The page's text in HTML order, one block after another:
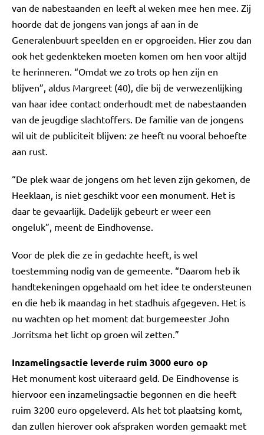
van de nabestaanden en leeft al weken mee hen mee. Zij
hoorde dat de jongens van jongs af aan in de
Generalenbuurt speelden en er opgroeiden. Hier zou dan
ook het gedenkteken moeten komen om hen voor altijd
te herinneren. “Omdat we zo trots op hen zijn en
blijven”, aldus Margreet (40), die bij de verwezenlijking
van haar idee contact onderhoudt met de nabestaanden
van de jeugdige slachtoffers. De familie van de jongens
wil uit de publiciteit blijven: ze heeft nu vooral behoefte
aan rust.
“De plek waar de jongens om het leven zijn gekomen, de
Heeklaan, is niet geschikt voor een monument. Het is
daar te gevaarlijk. Dadelijk gebeurt er weer een
ongeluk”, meent de Eindhovense.
Voor de plek die ze in gedachte heeft, is wel
toestemming nodig van de gemeente. “Daarom heb ik
handtekeningen opgehaald om het idee te ondersteunen
en die heb ik maandag in het stadhuis afgegeven. Het is
nu wachten op het moment dat burgemeester John
Jorritsma het licht op groen wil zetten.”
Inzamelingsactie leverde ruim 3000 euro op
Het monument kost uiteraard geld. De Eindhovense is
hiervoor een inzamelingsactie begonnen en die heeft
ruim 3200 euro opgeleverd. Als het tot plaatsing komt,
dan zullen hierover ook afspraken worden gemaakt met